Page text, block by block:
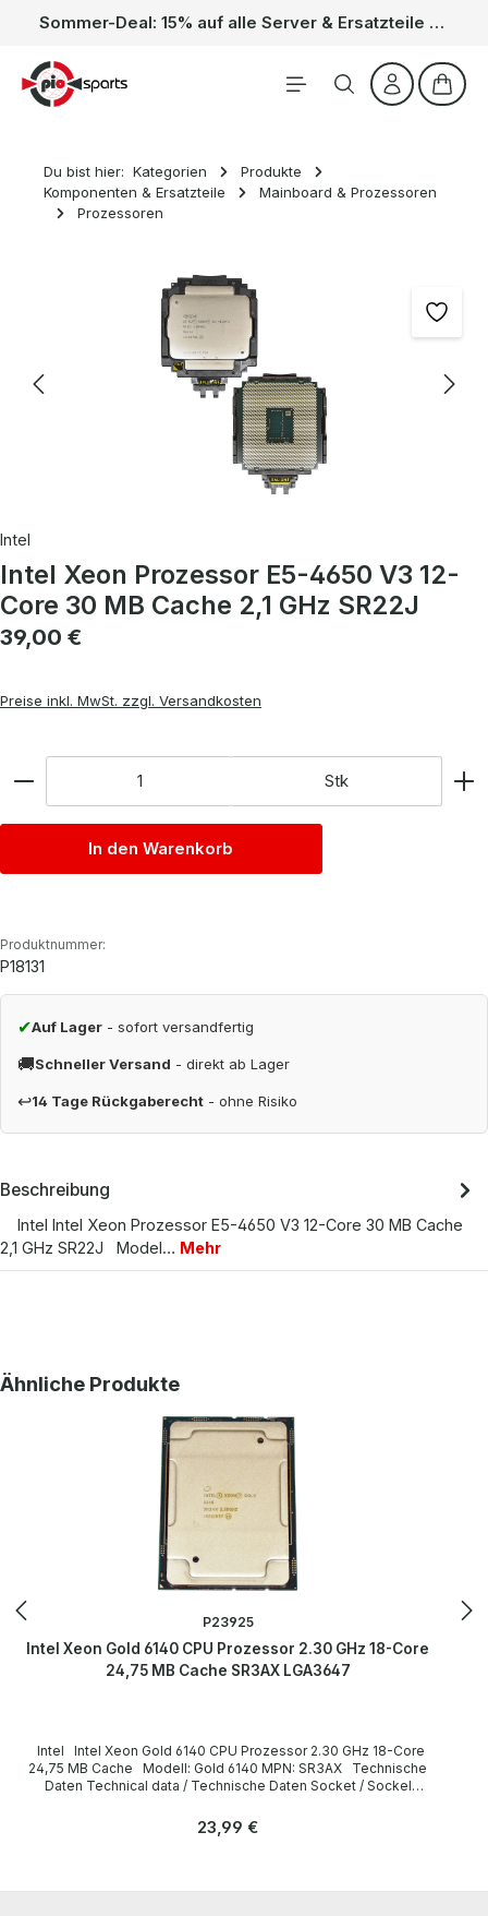
Zum Hauptinhalt springen Sommer-Deal: 15% auf alle Server & Ersatzteile – Kein Code nötig, der Rabatt wird automatisch im Warenkorb abgezogen. Gültig vom 01.06. bis 31.08.
Du bist hier: Kategorien
Produkte
Komponenten & Ersatzteile
Mainboard & Prozessoren
Prozessoren
Intel
Intel Xeon Prozessor E5-4650 V3 12-
Core 30 MB Cache 2,1 GHz SR22J
Regulärer Preis:
39,00 €
Preise inkl. MwSt. zzgl. Versandkosten
Stk
In den Warenkorb
Produktnummer:
P18131
✔Auf Lager - sofort versandfertig
🚚Schneller Versand - direkt ab Lager
↩14 Tage Rückgaberecht - ohne Risiko
Beschreibung
Intel Intel Xeon Prozessor E5-4650 V3 12-Core 30 MB Cache
2,1 GHz SR22J Model… Mehr
Produktgalerie überspringen
Ähnliche Produkte
P23925
Intel Xeon Gold 6140 CPU Prozessor 2.30 GHz 18-Core
24,75 MB Cache SR3AX LGA3647
24,75 MB Cache Modell: Gold 6140 MPN: SR3AX Technische
Daten Technical data / Technische Daten Socket / Sockel
(without heatsink and fan) / ohne Kühlkörper und Lüfter) All parts
Regulärer Preis:
23,99 €